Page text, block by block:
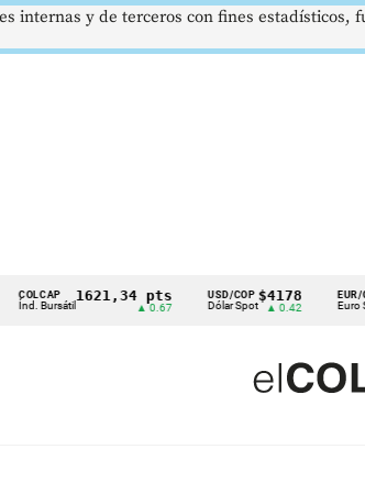
1621,34 pts USD/COP
Dólar Spot
$4178
▲ 0.42
EUR/COP
Euro Spot▼
internas y de terceros con fines